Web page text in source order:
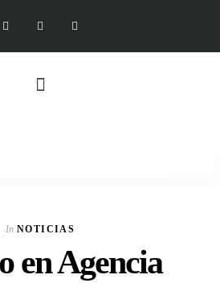
In NOTICIAS
en Agencia